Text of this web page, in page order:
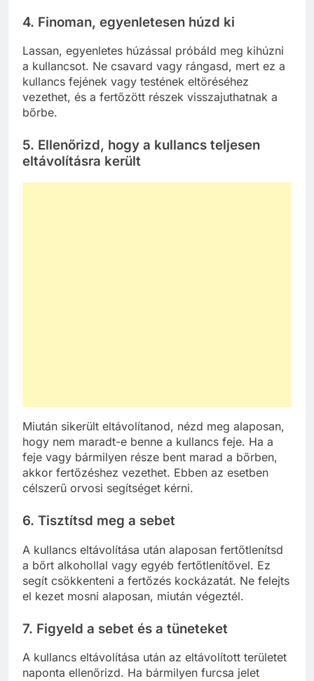
4. Finoman, egyenletesen húzd ki
Lassan, egyenletes húzással próbáld meg kihúzni
a kullancsot. Ne csavard vagy rángasd, mert ez a
kullancs fejének vagy testének eltöréséhez
vezethet, és a fertőzött részek visszajuthatnak a
bőrbe.
5. Ellenőrizd, hogy a kullancs teljesen
eltávolításra került
Miután sikerült eltávolítanod, nézd meg alaposan,
hogy nem maradt-e benne a kullancs feje. Ha a
feje vagy bármilyen része bent marad a bőrben,
akkor fertőzéshez vezethet. Ebben az esetben
célszerű orvosi segítséget kérni.
6. Tisztítsd meg a sebet
A kullancs eltávolítása után alaposan fertőtlenítsd
a bőrt alkohollal vagy egyéb fertőtlenítővel. Ez
segít csökkenteni a fertőzés kockázatát. Ne felejts
el kezet mosni alaposan, miután végeztél.
7. Figyeld a sebet és a tüneteket
A kullancs eltávolítása után az eltávolított területet
naponta ellenőrizd. Ha bármilyen furcsa jelet